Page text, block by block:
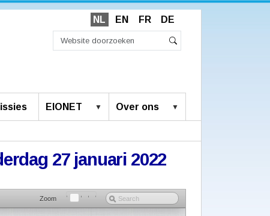
NL EN FR DE
EIONET Over ons
27 januari 2022
Zoom